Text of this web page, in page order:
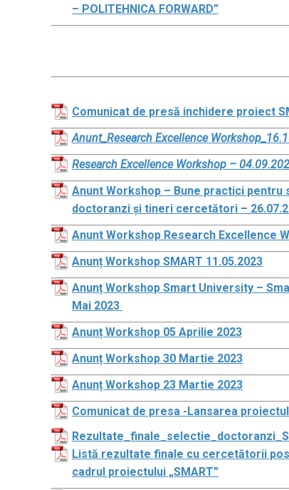
– POLITEHNICA FORWARD”
Comunicat de presă inchidere proiect
Anunt_Research Excellence
Research Excellence Workshop –
Anunt Workshop – Bune practici
doctoranzi și tineri cercetători –
Anunt Workshop Research Excellence
Anunț Workshop SMART 11.05.2023
Anunț Workshop Smart University –
Mai 2023
Anunț Workshop 05 Aprilie 2023
Anunț Workshop 30 Martie 2023
Anunț Workshop 23 Martie 2023
Comunicat de presa -Lansarea
Listă rezultate finale cu cercetătorii
cadrul proiectului „SMART”